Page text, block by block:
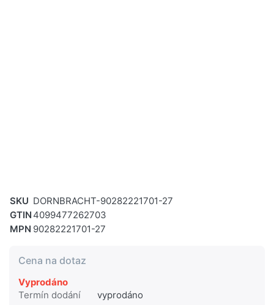
SKU DORNBRACHT-90282221701-27
GTIN 4099477262703
MPN 90282221701-27
Cena na dotaz
Vyprodáno
Termín dodání
vyprodáno